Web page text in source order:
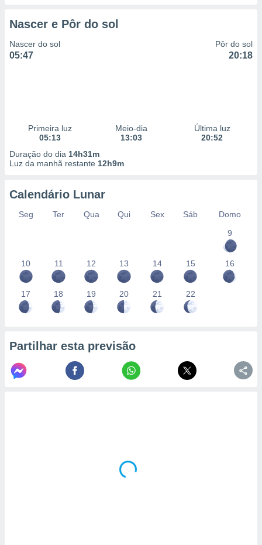
Nascer e Pôr do sol
Nascer do sol
05:47
Pôr do sol
20:18
Primeira luz
05:13
Meio-dia
13:03
Última luz
20:52
Duração do dia 14h31m
Luz da manhã restante 12h9m
Calendário Lunar
Seg Ter Qua Qui Sex Sáb
Domo
9
10 11 12 13 14 15 16
17 18 19 20 21 22
Partilhar esta previsão